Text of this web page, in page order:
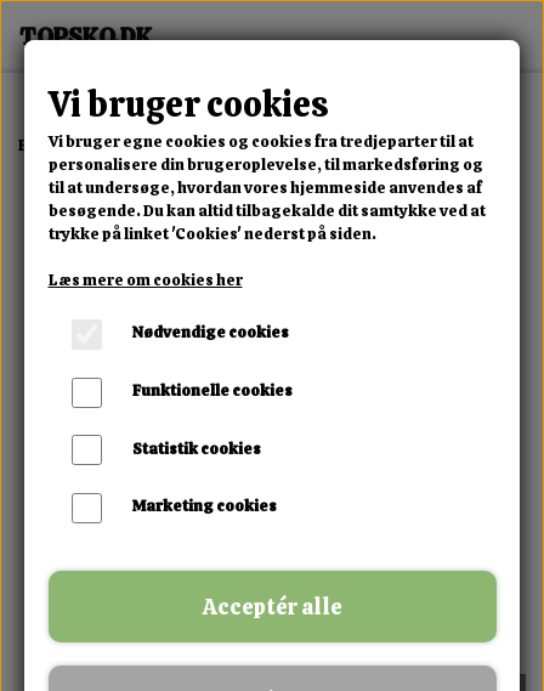
Forside Erotisk Kollektion Alle Produkter Pink Lover Vibrator
Vi bruger cookies
Vi bruger egne cookies og cookies fra tredjeparter til at
personalisere din brugeroplevelse, til markedsføring og
til at undersøge, hvordan vores hjemmeside anvendes af
besøgende. Du kan altid tilbagekalde dit samtykke ved at
trykke på linket 'Cookies' nederst på siden.
Læs mere om cookies her
Nødvendige cookies
Funktionelle cookies
Statistik cookies
Marketing cookies
Acceptér alle